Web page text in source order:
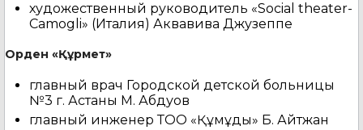
художественный руководитель «Social theater-
Camogli» (Италия) Аквавива Джузеппе
Орден «Құрмет»
главный врач Городской детской больницы
№3 г. Астаны М. Абдуов
главный инженер ТОО «Құмқұдық» Б. Айтжан